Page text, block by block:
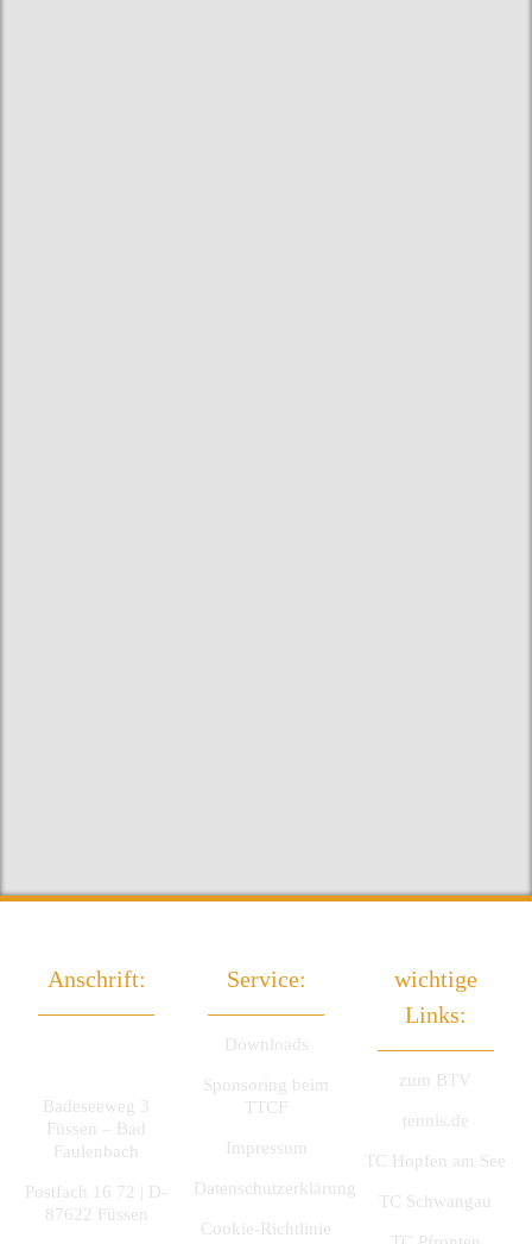
Anschrift:
Badeseeweg 3
Füssen – Bad
Faulenbach
Postfach 16 72 | D-
87622 Füssen
Service:
Downloads
Sponsoring beim
TTCF
Impressum
Datenschutzerklärung
Cookie-Richtlinie
wichtige
Links:
zum BTV
tennis.de
TC Hopfen am See
TC Schwangau